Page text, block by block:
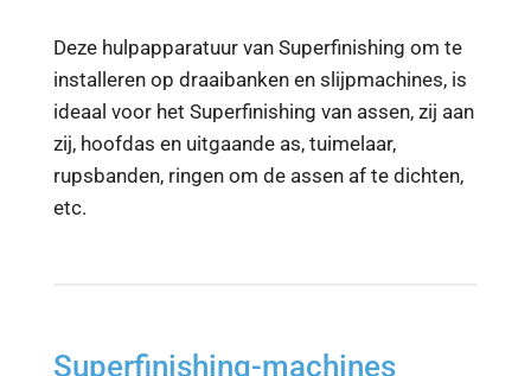
Deze hulpapparatuur van Superfinishing om te
installeren op draaibanken en slijpmachines, is
ideaal voor het Superfinishing van assen, zij aan
zij, hoofdas en uitgaande as, tuimelaar,
rupsbanden, ringen om de assen af ​​te dichten,
etc.
Superfinishing-machines